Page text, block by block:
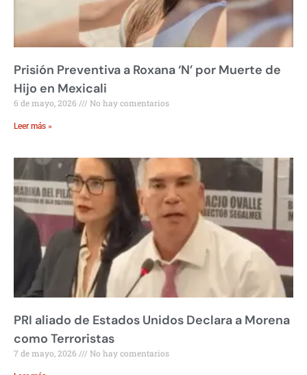
Prisión Preventiva a Roxana ‘N’ por Muerte de
Hijo en Mexicali
6 de mayo, 2026 No hay comentarios
Leer más »
PRI aliado de Estados Unidos Declara a Morena
como Terroristas
7 de mayo, 2026 No hay comentarios